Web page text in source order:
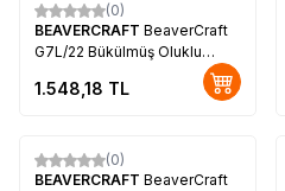
(0)
BEAVERCRAFT BeaverCraft
G7L/22 Bükülmüş Oluklu
Ahşap Oyma Iskarpelası,
22mm
1.548,18 TL
(0)
BEAVERCRAFT BeaverCraft